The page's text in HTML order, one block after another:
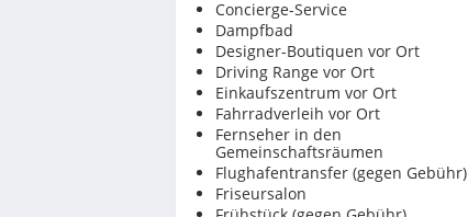
Concierge-Service
Dampfbad
Designer-Boutiquen vor Ort
Driving Range vor Ort
Einkaufszentrum vor Ort
Fahrradverleih vor Ort
Fernseher in den
Gemeinschaftsräumen
Flughafentransfer (gegen Gebühr)
Friseursalon